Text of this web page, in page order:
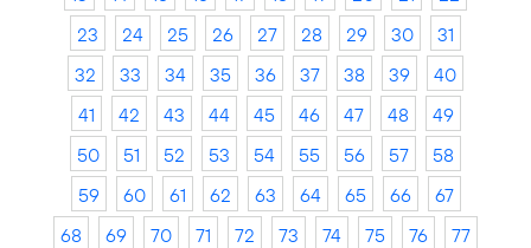
23
24 25 26 27 28 29 30
31
32
33 34 35 36 37 38 39
40
41
42 43 44 45 46 47 48
49
50
51 52 53 54 55 56 57
58
59
60 61 62 63 64 65 66
67
68
69 70 71 72 73 74 75 76
77